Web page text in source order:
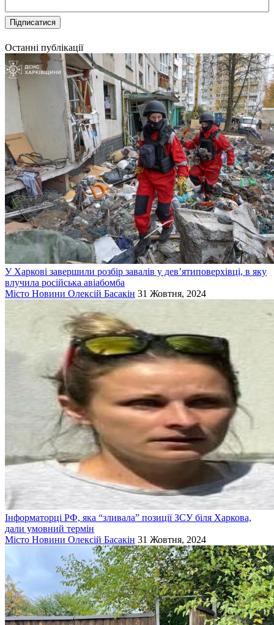
Останні публікації
У Харкові завершили розбір завалів у дев’ятиповерхівці, в яку
влучила російська авіабомба
Місто Новини Олексій Басакін 31 Жовтня, 2024
Інформаторці РФ, яка “зливала” позиції ЗСУ біля Харкова,
дали умовний термін
Місто Новини Олексій Басакін 31 Жовтня, 2024